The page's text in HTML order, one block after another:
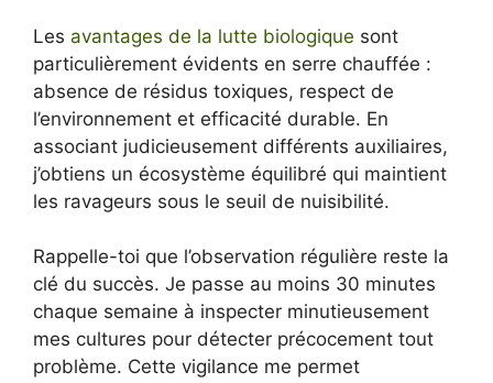
Les avantages de la lutte biologique sont
particulièrement évidents en serre chauffée :
absence de résidus toxiques, respect de
l’environnement et efficacité durable. En
associant judicieusement différents auxiliaires,
j’obtiens un écosystème équilibré qui maintient
les ravageurs sous le seuil de nuisibilité.
Rappelle-toi que l’observation régulière reste la
clé du succès. Je passe au moins 30 minutes
chaque semaine à inspecter minutieusement
mes cultures pour détecter précocement tout
problème. Cette vigilance me permet